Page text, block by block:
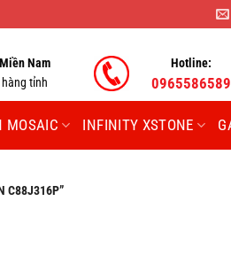
Nam
hàng tỉnh
Hotline:
0965586589
MOSAIC INFINITY XSTONE
C88J316P”